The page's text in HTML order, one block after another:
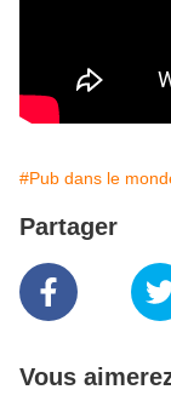
#Pub dans le
Partager
Vous